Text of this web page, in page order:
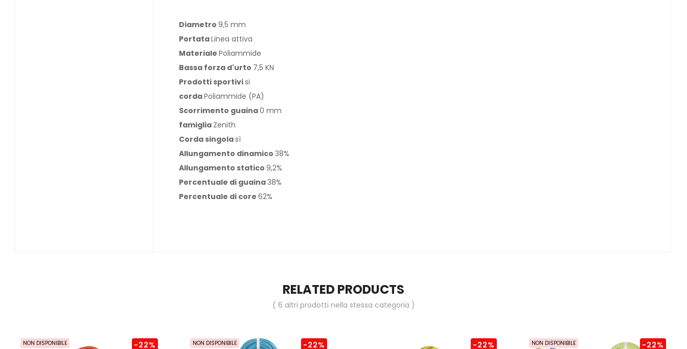
Diametro 9,5 mm
PortataLinea attiva
Materiale Poliammide
Bassa forza d'urto 7,5 KN
Prodotti sportivisi
cordaPoliammide (PA)
Scorrimento guaina0 mm
famiglia Zenith
Corda singolasì
Allungamento dinamico 38%
Allungamento statico 9,2%
Percentuale di guaina38%
Percentuale di core 62%
RELATED PRODUCTS
( 6 altri prodotti nella stessa categoria )
NON DISPONIBILE -22% NON DISPONIBILE -22% -22% NON DISPONIBILE -22%